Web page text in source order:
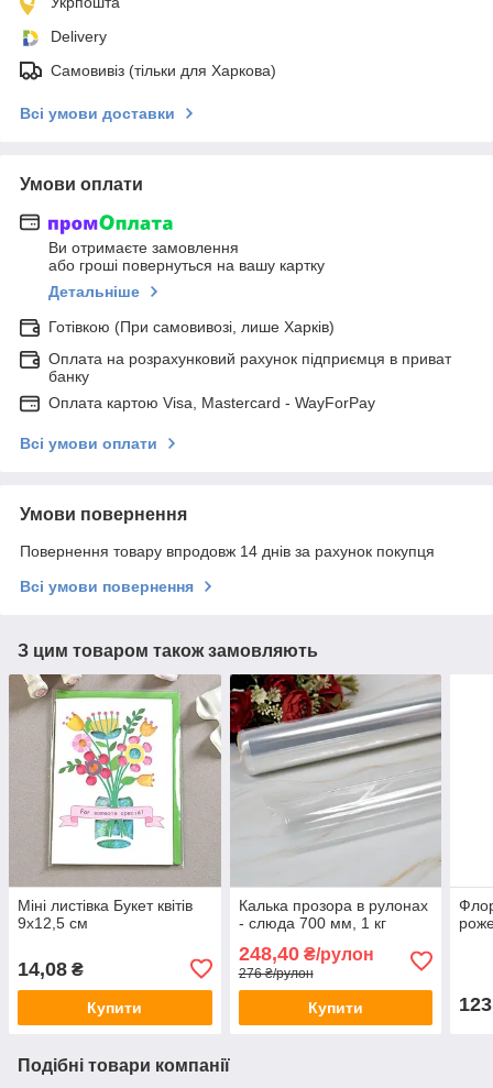
Delivery
Самовивіз (тільки для Харкова)
Всі умови доставки
Умови оплати
Ви отримаєте замовлення
або гроші повернуться на вашу картку
Детальніше
Готівкою (При самовивозі, лише Харків)
Оплата на розрахунковий рахунок підприємця в приват
банку
Оплата картою Visa, Mastercard - WayForPay
Всі умови оплати
Умови повернення
Повернення товару впродовж 14 днів за рахунок покупця
Всі умови повернення
З цим товаром також замовляють
Міні листівка Букет квітів
9х12,5 см
14,08 ₴
Купити
Калька прозора в рулонах
- слюда 700 мм, 1 кг
248,40₴/рулон
276 ₴/рулон
Купити
Подібні товари компанії